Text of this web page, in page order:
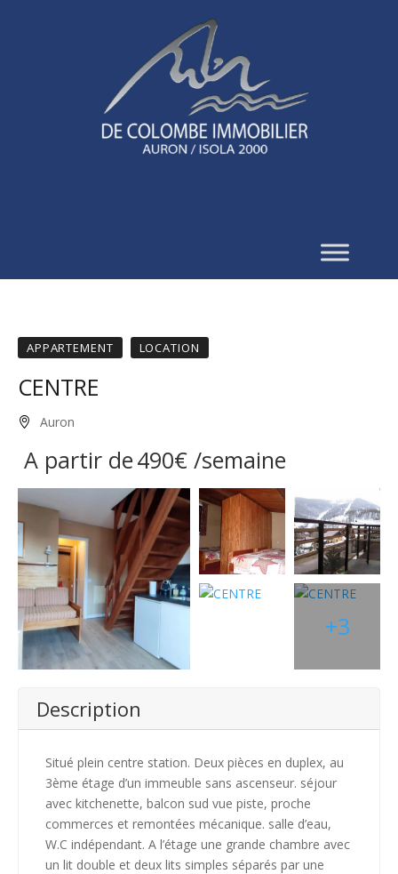
APPARTEMENT LOCATION
CENTRE
Auron
A partir de490€ /semaine
+3
Description
Situé plein centre station. Deux pièces en duplex, au
3ème étage d’un immeuble sans ascenseur. séjour
avec kitchenette, balcon sud vue piste, proche
commerces et remontées mécanique. salle d’eau,
W.C indépendant. A l’étage une grande chambre avec
un lit double et deux lits simples séparés par une